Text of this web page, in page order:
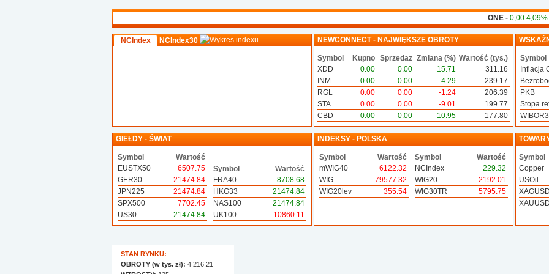
ONE -0,00 4,09%
NCIndex NCIndex30 NEWCONNECT - NAJWIĘKSZE OBROTY
Symbol Kupno Sprzedaz Zmiana (%) Wartość (tys.)
XDD
0.00 0.00 15.71
311.16
INM
0.00 0.00 4.29
239.17
RGL
0.00 0.00 -1.24
206.39
STA
0.00 0.00 -9.01
199.77
CBD
0.00 0.00 10.95 177.80
Symbol
Inflacja
PKB
Stopa
GIEŁDY - ŚWIAT
Symbol
Wartość
EUSTX50
6507.75
GER30
21474.84
JPN225
21474.84
SPX500
7702.45
US30
21474.84
Symbol
Wartość
FRA40
8708.68
HKG33
21474.84
NAS100
21474.84
UK100
10860.11
INDEKSY - POLSKA
Symbol
Wartość
mWIG40
6122.32
WIG
79577.32
WIG20lev
355.54
Symbol
Wartość
NCIndex
229.32
WIG20
2192.01
WIG30TR
5795.75
Symbol
Copper
USOil
XAGUSD
XAUUSD
STAN RYNKU:
OBROTY (w tys. zł): 4 216,21